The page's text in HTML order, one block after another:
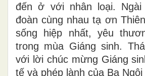
đến ở với nhân loại.
đoàn cùng nhau tạ ơn
sống hiệp nhất, yêu
trong mùa Giáng sinh.
với lời chúc mừng Giáng
tế và phép lành của Ba Ngôi